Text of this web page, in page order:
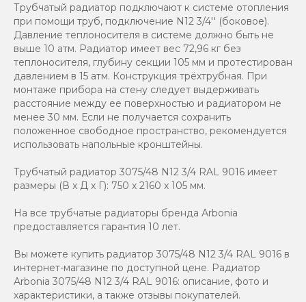
Трубчатый радиатор подключают к системе отопления
при помощи труб, подключение N12 3/4'' (боковое).
Давление теплоносителя в системе должно быть не
выше 10 атм. Радиатор имеет вес 72,96 кг без
теплоносителя, глубину секции 105 мм и протестирован
давлением в 15 атм. Конструкция трёхтрубная. При
монтаже прибора на стену следует выдерживать
расстояние между ее поверхностью и радиатором не
менее 30 мм. Если не получается сохранить
положенное свободное пространство, рекомендуется
использовать напольные кронштейны.
Трубчатый радиатор 3075/48 N12 3/4 RAL 9016 имеет
размеры (В x Д x Г): 750 x 2160 x 105 мм.
На все трубчатые радиаторы бренда Аrbonia
предоставляется гарантия 10 лет.
Вы можете купить радиатор 3075/48 N12 3/4 RAL 9016 в
интернет-магазине по доступной цене. Радиатор
Arbonia 3075/48 N12 3/4 RAL 9016: описание, фото и
характеристики, а также отзывы покупателей.